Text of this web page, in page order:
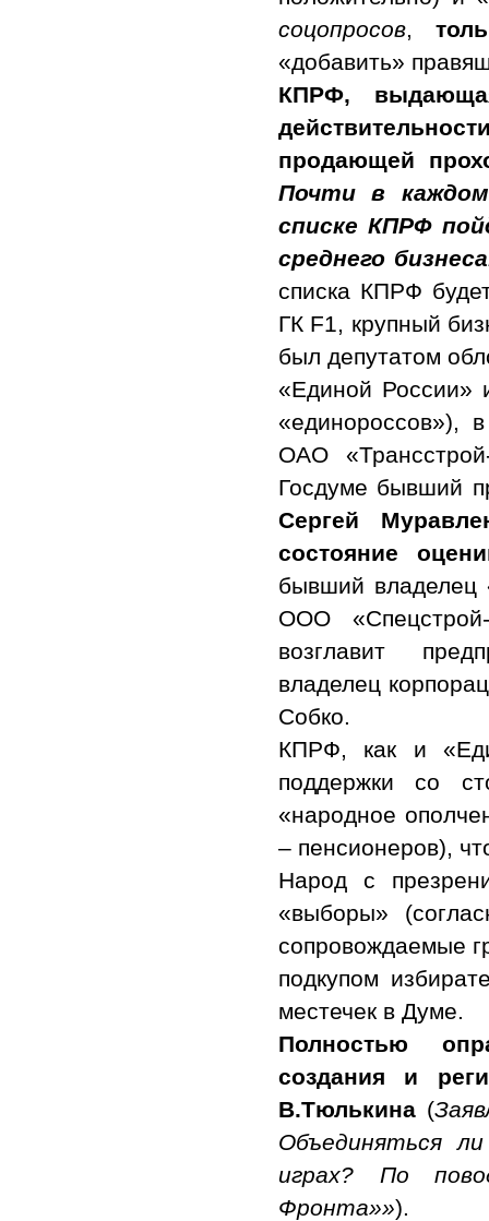
соцопросов,
«добавить»
КПРФ,
продающей
Почти в
списке КПРФ
среднего
списка КПРФ
ГК F1, крупный
был депутатом
«Единой России»
«единороссов»),
ОАО
Госдуме бывший
Сергей
состояние
бывший владелец
ООО
возглавит
владелец
Собко.
КПРФ, как и
поддержки со
«народное
– пенсионеров),
Народ с
«выборы»
сопровождаемые
подкупом
местечек в Думе.
Полностью
создания и
В.Тюлькина (
Объединяться
играх? По
Фронта»»).